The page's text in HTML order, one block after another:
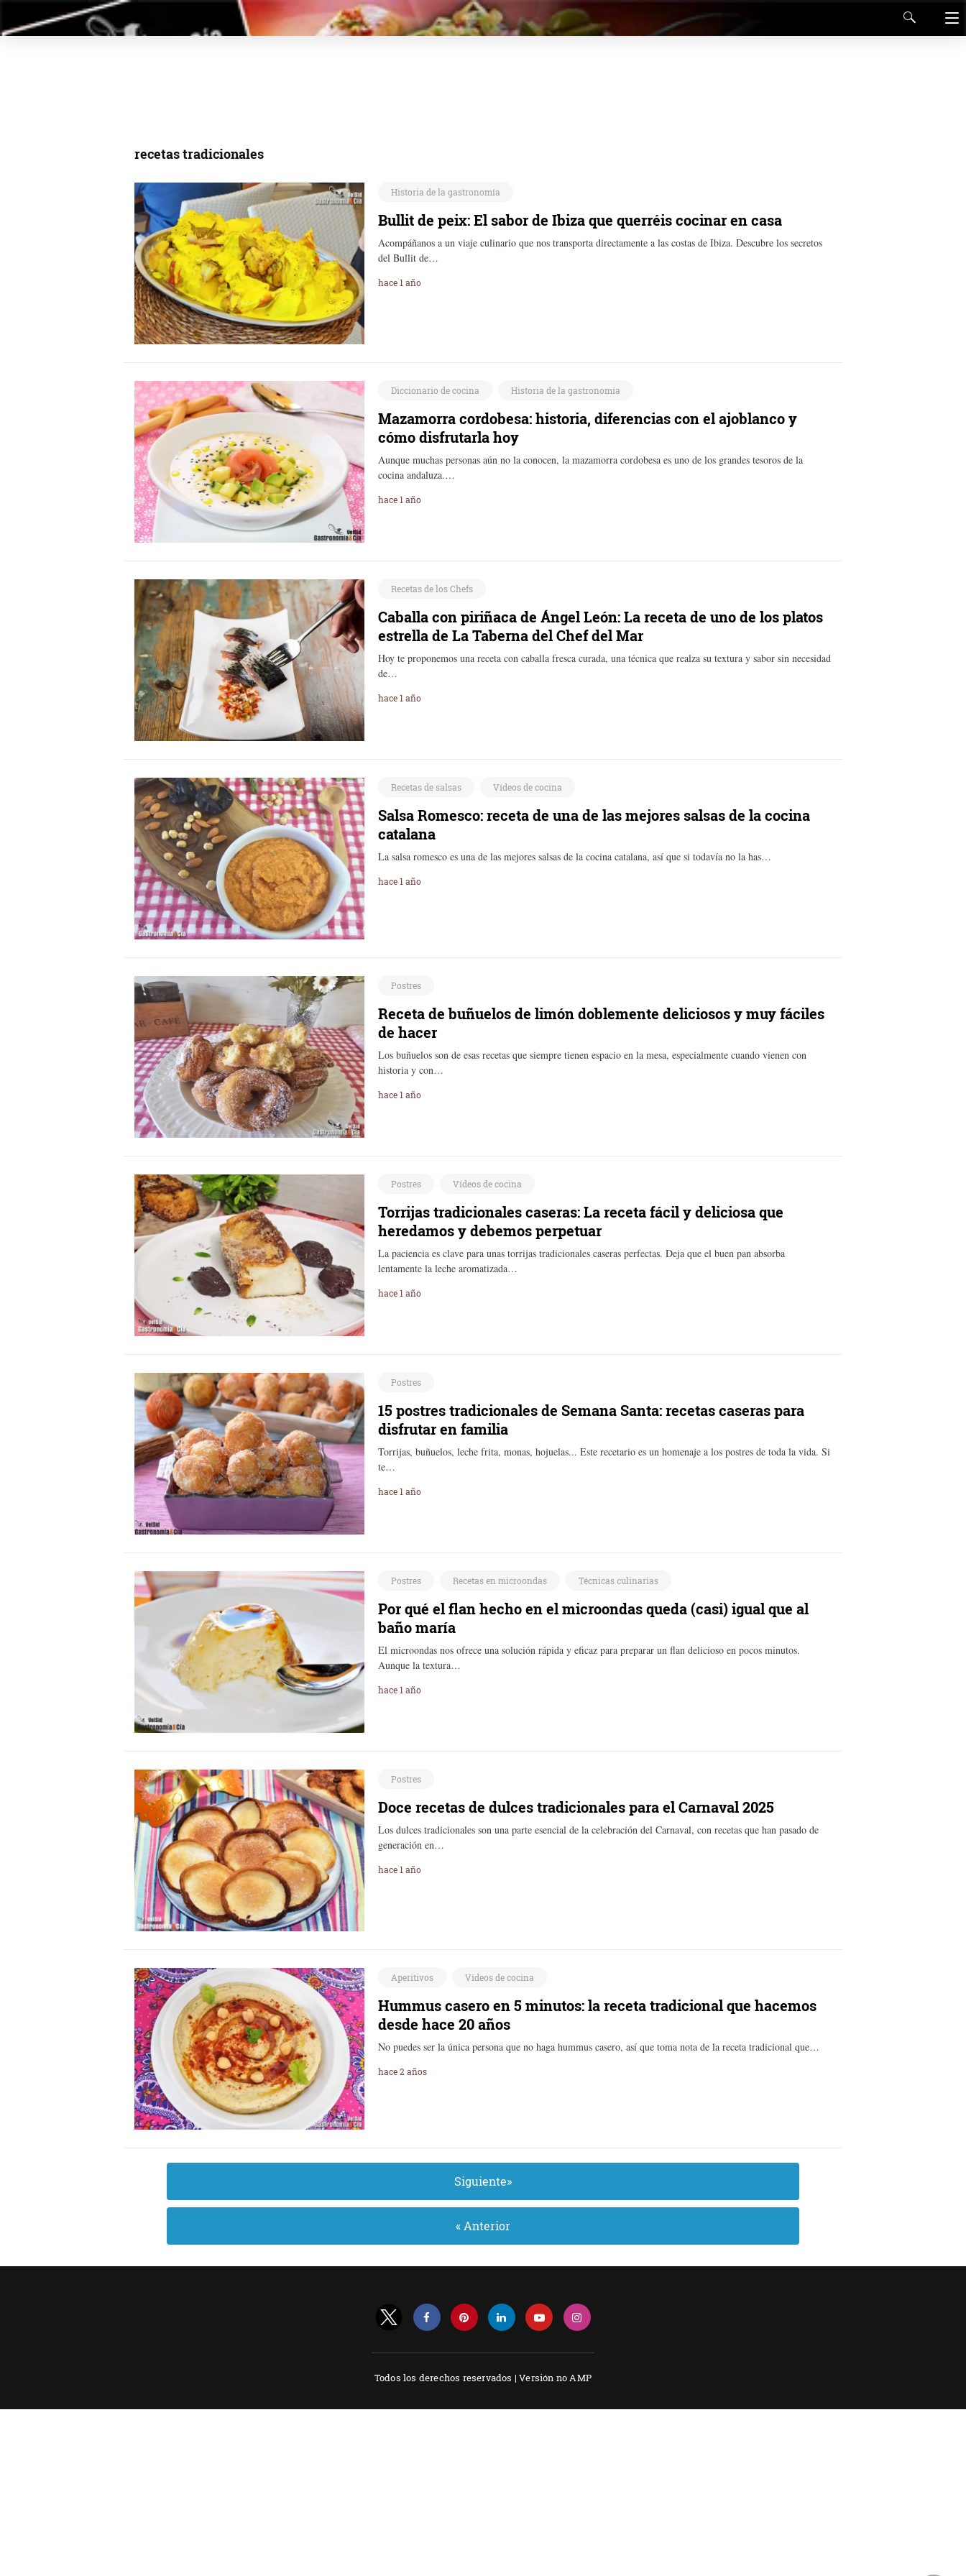
recetas tradicionales
Historia de la gastronomía
Bullit de peix: El sabor de Ibiza que querréis cocinar en casa
Acompáñanos a un viaje culinario que nos transporta directamente a las costas de Ibiza. Descubre los secretos
del Bullit de…
hace 1 año
Diccionario de cocina Historia de la gastronomía
Mazamorra cordobesa: historia, diferencias con el ajoblanco y
cómo disfrutarla hoy
Aunque muchas personas aún no la conocen, la mazamorra cordobesa es uno de los grandes tesoros de la
cocina andaluza.…
hace 1 año
Recetas de los Chefs
Caballa con piriñaca de Ángel León: La receta de uno de los platos
estrella de La Taberna del Chef del Mar
Hoy te proponemos una receta con caballa fresca curada, una técnica que realza su textura y sabor sin necesidad
de…
hace 1 año
Recetas de salsas Vídeos de cocina
Salsa Romesco: receta de una de las mejores salsas de la cocina
catalana
La salsa romesco es una de las mejores salsas de la cocina catalana, así que si todavía no la has…
hace 1 año
Postres
Receta de buñuelos de limón doblemente deliciosos y muy fáciles
de hacer
Los buñuelos son de esas recetas que siempre tienen espacio en la mesa, especialmente cuando vienen con
historia y con…
hace 1 año
Postres Vídeos de cocina
Torrijas tradicionales caseras: La receta fácil y deliciosa que
heredamos y debemos perpetuar
La paciencia es clave para unas torrijas tradicionales caseras perfectas. Deja que el buen pan absorba
lentamente la leche aromatizada…
hace 1 año
Postres
15 postres tradicionales de Semana Santa: recetas caseras para
disfrutar en familia
Torrijas, buñuelos, leche frita, monas, hojuelas... Este recetario es un homenaje a los postres de toda la vida. Si
te…
hace 1 año
Postres Recetas en microondas Técnicas culinarias
Por qué el flan hecho en el microondas queda (casi) igual que al
baño maría
El microondas nos ofrece una solución rápida y eficaz para preparar un flan delicioso en pocos minutos.
Aunque la textura…
hace 1 año
Postres
Doce recetas de dulces tradicionales para el Carnaval 2025
Los dulces tradicionales son una parte esencial de la celebración del Carnaval, con recetas que han pasado de
generación en…
hace 1 año
Aperitivos Vídeos de cocina
Hummus casero en 5 minutos: la receta tradicional que hacemos
desde hace 20 años
No puedes ser la única persona que no haga hummus casero, así que toma nota de la receta tradicional que…
hace 2 años
Siguiente»
« Anterior
Todos los derechos reservados |Versión no AMP